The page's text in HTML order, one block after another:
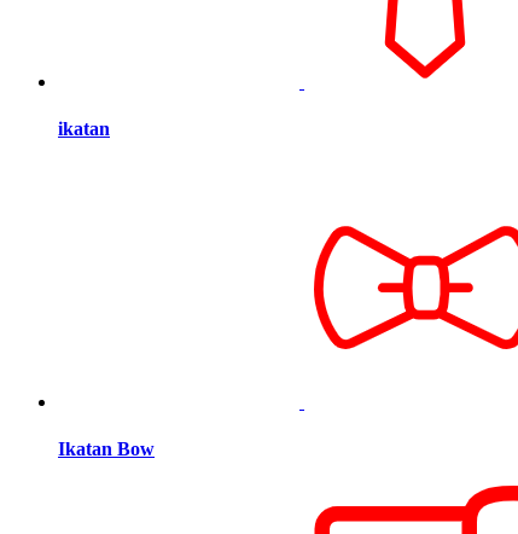
ikatan
Ikatan Bow